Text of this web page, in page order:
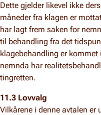
Dette gjelder likevel ikke
måneder fra klagen er
har lagt frem saken for
til behandling fra det
klagebehandling er
nemnda har
tingretten.
11.3 Lovvalg
Vilkårene i denne avtalen